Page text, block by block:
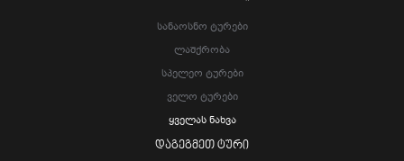
Სანაოსნო Ტურები
Ლაშქრობა
Სპელეო Ტურები
Ველო Ტურები
Ყველას Ნახვა
ᲓᲐᲒᲔᲒᲛᲔᲗ ᲢᲣᲠᲘ